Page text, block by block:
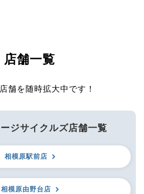
店舗一覧
舗を随時拡大中です！
ジサイクルズ店舗一覧
相模原駅前店
相模原由野台店